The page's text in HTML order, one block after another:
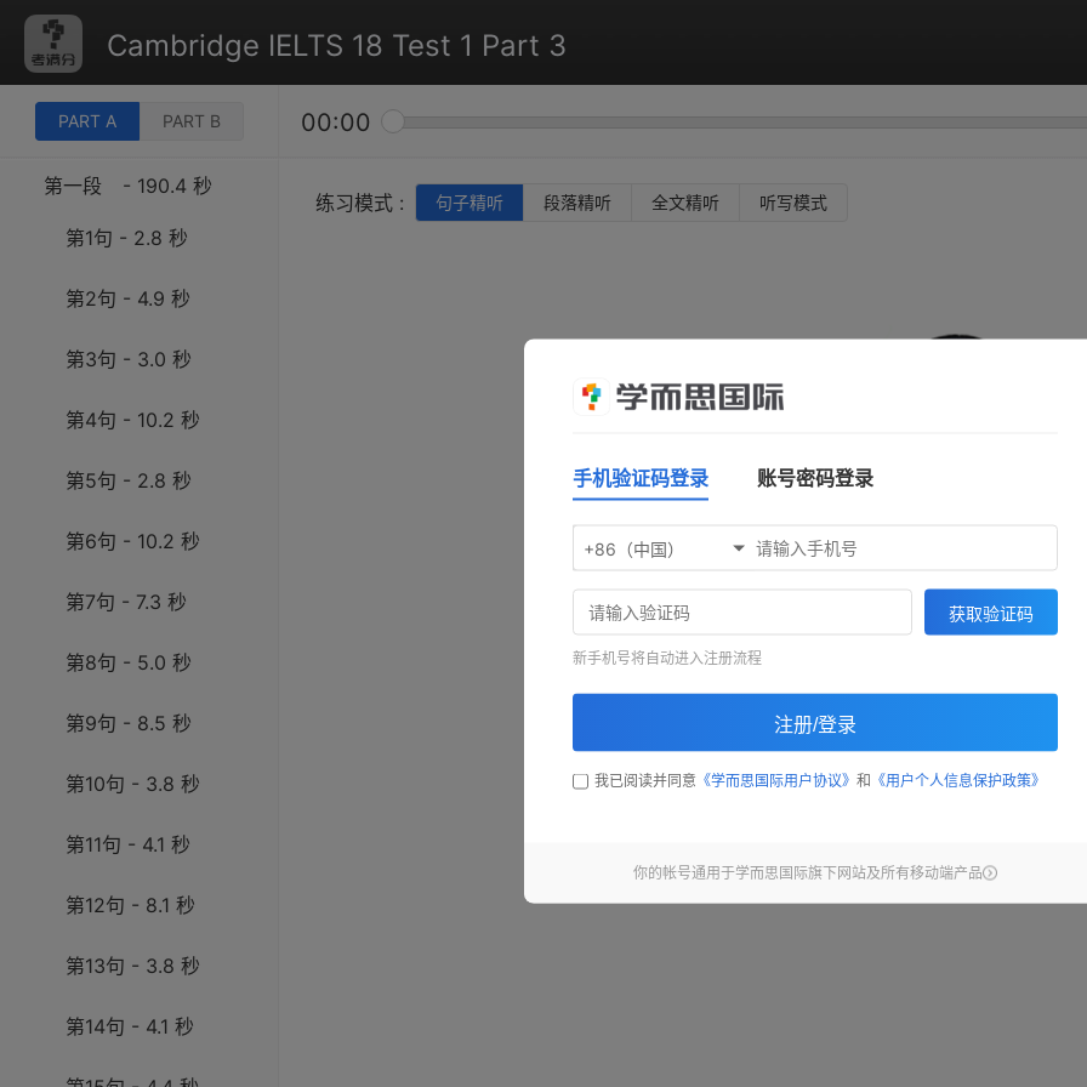
Cambridge IELTS 18 Test 1 Part 3
PART A PART B 00:00
第一段 - 190.4 秒
第1句 - 2.8 秒
第2句 - 4.9 秒
第3句 - 3.0 秒
第4句 - 10.2 秒
第5句 - 2.8 秒
第6句 - 10.2 秒
第7句 - 7.3 秒
第8句 - 5.0 秒
第9句 - 8.5 秒
第10句 - 3.8 秒
第11句 - 4.1 秒
第12句 - 8.1 秒
第13句 - 3.8 秒
第14句 - 4.1 秒
练习模式 : 句子精听 段落精听 全文精听 听写模式
71033同学完
手机验证码登录 账号密码登录
+86（中国）
获取验证码
新手机号将自动进入注册流程
注册/登录
我已阅读并同意 《学而思国际用户协议》 和 《用户个人信息保护政策》
你的帐号通用于学而思国际旗下网站及所有移动端产品